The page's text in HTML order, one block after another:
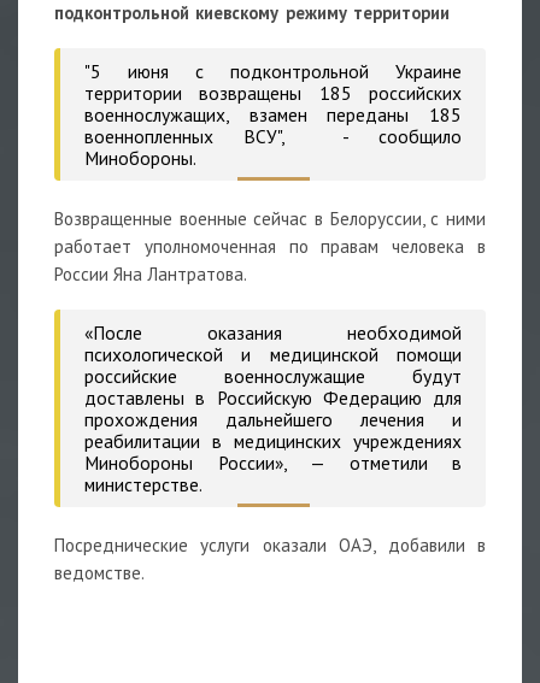
подконтрольной киевскому режиму территории
"5 июня с подконтрольной Украине
территории возвращены 185 российских
военнослужащих, взамен переданы 185
военнопленных ВСУ", - сообщило
Минобороны.
Возвращенные военные сейчас в Белоруссии, с ними
работает уполномоченная по правам человека в
России Яна Лантратова.
«После оказания необходимой
психологической и медицинской помощи
российские военнослужащие будут
доставлены в Российскую Федерацию для
прохождения дальнейшего лечения и
реабилитации в медицинских учреждениях
Минобороны России», — отметили в
министерстве.
Посреднические услуги оказали ОАЭ, добавили в
ведомстве.